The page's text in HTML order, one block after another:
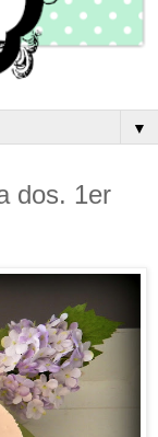
▼
dos. 1er